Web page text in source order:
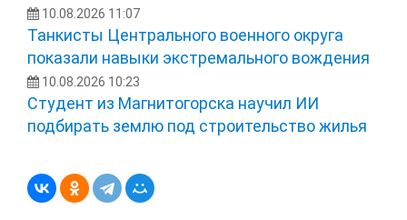
10.08.2026 11:07
Танкисты Центрального военного округа
показали навыки экстремального вождения
10.08.2026 10:23
Студент из Магнитогорска научил ИИ
подбирать землю под строительство жилья